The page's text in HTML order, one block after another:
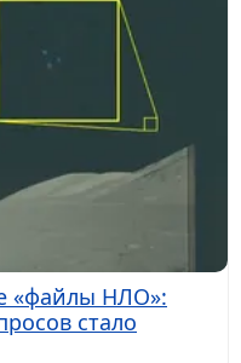
«файлы НЛО»:
стало